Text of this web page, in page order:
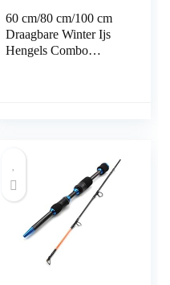
60 cm/80 cm/100 cm
Draagbare Winter Ijs
Hengels Combo